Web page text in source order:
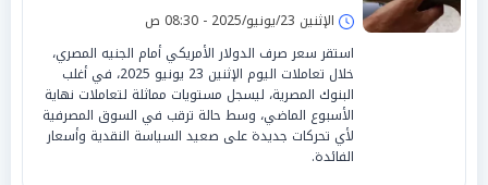
الإثنين 23/يونيو/2025 - 08:30 ص
استقر سعر صرف الدولار الأمريكي أمام الجنيه المصري،
خلال تعاملات اليوم الإثنين 23 يونيو 2025، في أغلب
البنوك المصرية، ليسجل مستويات مماثلة لتعاملات نهاية
الأسبوع الماضي، وسط حالة ترقب في السوق المصرفية
لأي تحركات جديدة على صعيد السياسة النقدية وأسعار
الفائدة.